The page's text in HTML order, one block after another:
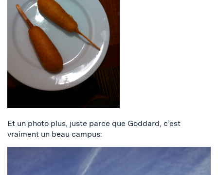
Et un photo plus, juste parce que Goddard, c’est
vraiment un beau campus: